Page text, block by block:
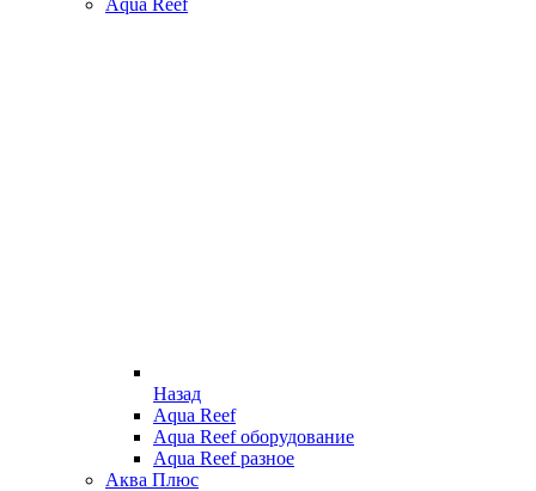
Назад
Aqua Reef
Aqua Reef оборудование
Aqua Reef разное
Аква Плюс